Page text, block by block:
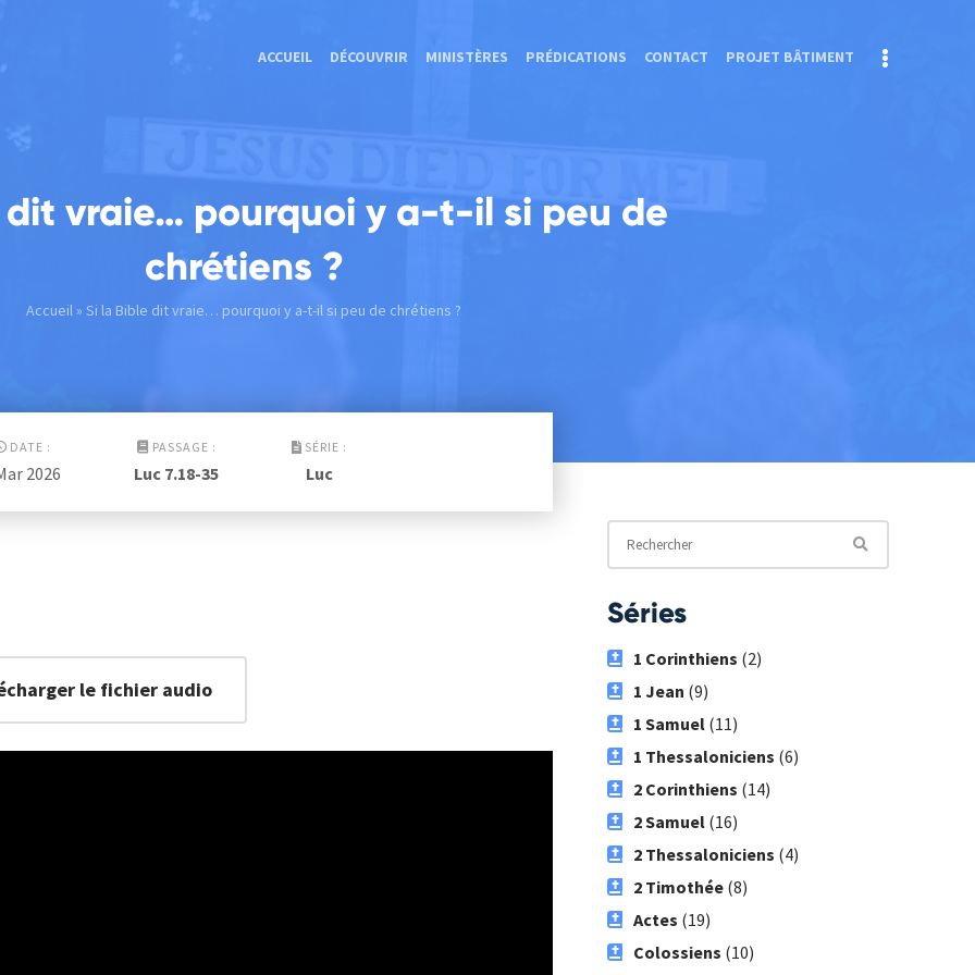
ACCUEIL DÉCOUVRIR MINISTÈRES PRÉDICATIONS CONTACT PROJET BÂTIMENT
dit vraie… pourquoi y a-t-il si peu de
chrétiens ?
Accueil » Si la Bible dit vraie… pourquoi y a-t-il si peu de chrétiens ?
DATE :
2026
PASSAGE :
Luc 7.18-35
SÉRIE :
Luc
le fichier audio
Séries
1 Corinthiens (2)
1 Jean (9)
1 Samuel(11)
1 Thessaloniciens (6)
2 Corinthiens (14)
2 Samuel(16)
2 Thessaloniciens (4)
2 Timothée(8)
Actes (19)
Colossiens (10)